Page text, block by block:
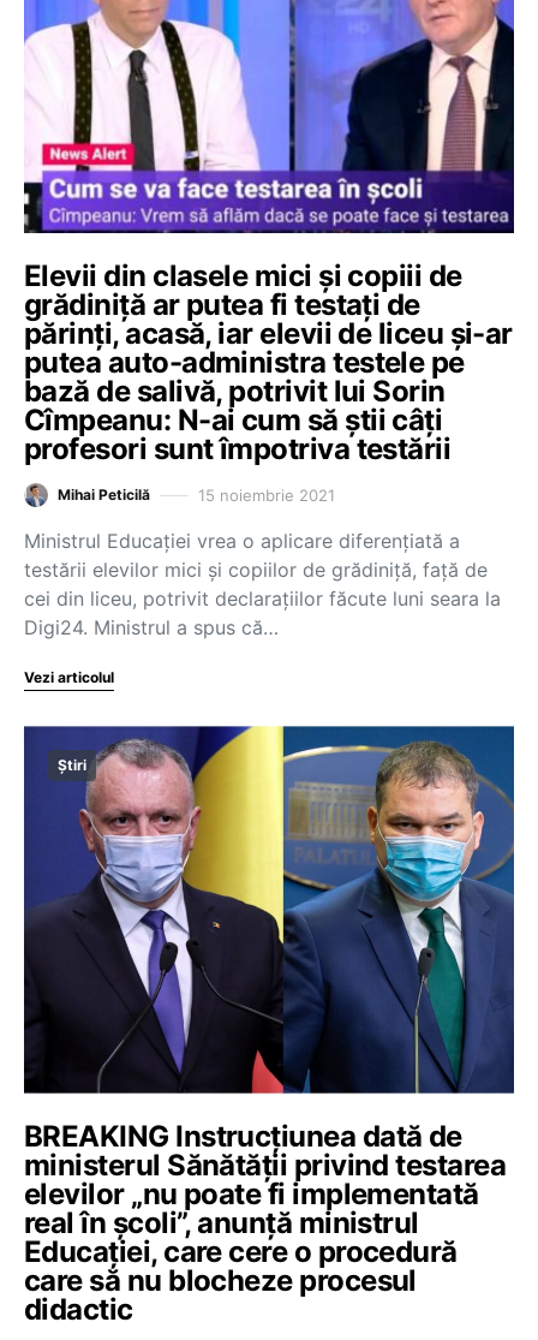
Elevii din clasele mici și copiii de
grădiniță ar putea fi testați de
părinți, acasă, iar elevii de liceu și-ar
putea auto-administra testele pe
bază de salivă, potrivit lui Sorin
Cîmpeanu: N-ai cum să știi câți
profesori sunt împotriva testării
Mihai Peticilă 15 noiembrie 2021
Ministrul Educației vrea o aplicare diferențiată a
testării elevilor mici și copiilor de grădiniță, față de
cei din liceu, potrivit declarațiilor făcute luni seara la
Digi24. Ministrul a spus că…
Vezi articolul
Știri
BREAKING Instrucțiunea dată de
ministerul Sănătății privind testarea
elevilor „nu poate fi implementată
real în școli”, anunță ministrul
Educației, care cere o procedură
care să nu blocheze procesul
didactic